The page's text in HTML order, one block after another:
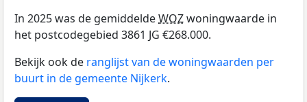
In 2025 was de gemiddeldeWOZwoningwaarde in
het postcodegebied 3861 JG €268.000.
Bekijk ook de ranglijst van de woningwaarden per
buurt in de gemeente Nijkerk.